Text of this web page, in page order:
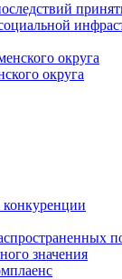
округа
округа
значения